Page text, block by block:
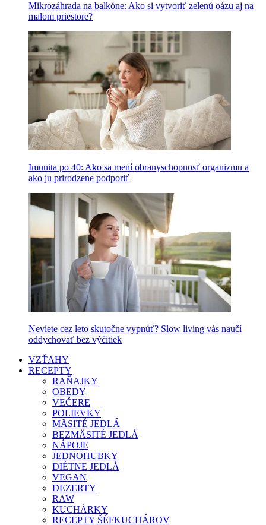
Mikrozáhrada na balkóne: Ako si vytvoriť zelenú oázu aj na
malom priestore?
Imunita po 40: Ako sa mení obranyschopnosť organizmu a
ako ju prirodzene podporiť
Neviete cez leto skutočne vypnúť? Slow living vás naučí
oddychovať bez výčitiek
VZŤAHY
RECEPTY
RAŇAJKY
OBEDY
VEČERE
POLIEVKY
MÄSITÉ JEDLÁ
BEZMÄSITÉ JEDLÁ
NÁPOJE
JEDNOHUBKY
DIÉTNE JEDLÁ
VEGAN
DEZERTY
RAW
KUCHÁRKY
RECEPTY ŠÉFKUCHÁROV